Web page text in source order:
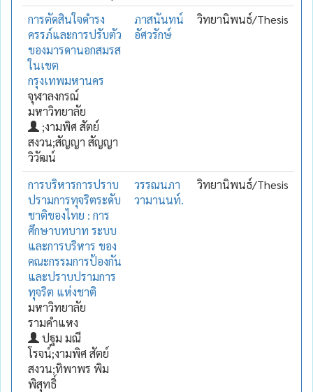
การตัดสินใจดำรง
ครรภ์และการปรับตัว
ของมารดานอกสมรส
ในเขต
กรุงเทพมหานคร
จุฬาลงกรณ์
มหาวิทยาลัย
;งามพิศ สัตย์
สงวน;สัญญา สัญญา
วิวัฒน์
ภาสนันทน์
อัศวรักษ์
วิทยานิพนธ์/Thesis
การบริหารการปราบ
ปรามการทุจริตระดับ
ชาติของไทย : การ
ศึกษาบทบาท ระบบ
และการบริหาร ของ
คณะกรรมการป้องกัน
และปราบปรามการ
ทุจริต แห่งชาติ
มหาวิทยาลัย
รามคำแหง
ปฐม มณี
โรจน์;งามพิศ สัตย์
สงวน;ทิพาพร พิม
พิสุทธิ์
วรรณนภา
วามานนท์.
วิทยานิพนธ์/Thesis